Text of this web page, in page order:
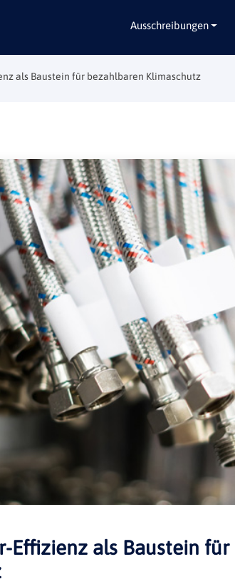
Ausschreibungen
Alle Bundesländer
Brandenburg
Bremen
Hamburg
Hessen
Mecklenburg-
Nordrhein-Westfalen
Rheinland-Pfalz
Saarland
Sachsen
Sachsen-Anhalt
Schleswig-Holstein
Thüringen
als Baustein für bezahlbaren Klimaschutz
Effizienz als Baustein